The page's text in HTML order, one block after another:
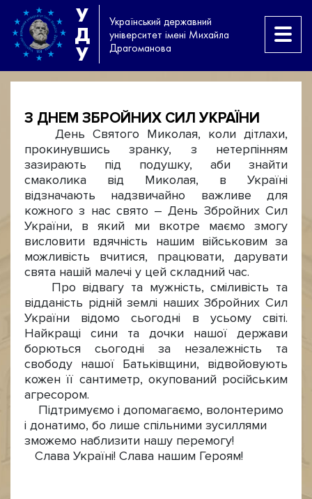
У
Д
У
Український державний
університет імені Михайла
Драгоманова
З ДНЕМ ЗБРОЙНИХ СИЛ УКРАЇНИ
День Святого Миколая, коли дітлахи,
прокинувшись зранку, з нетерпінням
зазирають під подушку, аби знайти
смаколика від Миколая, в Україні
відзначають надзвичайно важливе для
кожного з нас свято – День Збройних Сил
України, в який ми вкотре маємо змогу
висловити вдячність нашим військовим за
можливість вчитися, працювати, дарувати
свята нашій малечі у цей складний час.
Про відвагу та мужність, сміливість та
відданість рідній землі наших Збройних Сил
України відомо сьогодні в усьому світі.
Найкращі сини та дочки нашої держави
борються сьогодні за незалежність та
свободу нашої Батьківщини, відвойовують
кожен її сантиметр, окупований російським
агресором.
Підтримуємо і допомагаємо, волонтеримо
і донатимо, бо лише спільними зусиллями
зможемо наблизити нашу перемогу!
Слава Україні! Слава нашим Героям!